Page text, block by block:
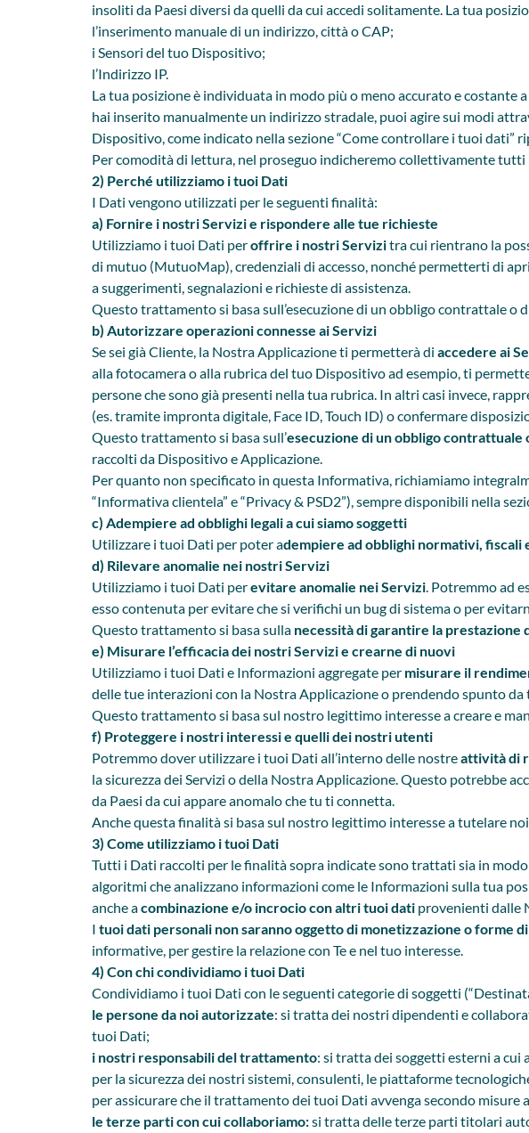
insoliti da Paesi diversi da quelli da cui accedi solitamente. La tua
l’inserimento manuale di un indirizzo, città o CAP;
i Sensori del tuo Dispositivo;
l’Indirizzo IP.
La tua posizione è individuata in modo più o meno accurato e costante
hai inserito manualmente un indirizzo stradale, puoi agire sui modi
Dispositivo, come indicato nella sezione “Come controllare i tuoi dati”
Per comodità di lettura, nel proseguo indicheremo collettivamente tutti
2) Perché utilizziamo i tuoi Dati
I Dati vengono utilizzati per le seguenti finalità:
a) Fornire i nostri Servizi e rispondere alle tue richieste
Utilizziamo i tuoi Dati peroffrire i nostri Servizitra cui rientrano la
di mutuo (MutuoMap), credenziali di accesso, nonché permetterti di
a suggerimenti, segnalazioni e richieste di assistenza.
Questo trattamento si basa sull’esecuzione di un obbligo contrattale
b) Autorizzare operazioni connesse ai Servizi
Se sei già Cliente, la Nostra Applicazione ti permetterà di accedere ai
alla fotocamera o alla rubrica del tuo Dispositivo ad esempio, ti
persone che sono già presenti nella tua rubrica. In altri casi invece,
(es. tramite impronta digitale, Face ID, Touch ID) o confermare
Questo trattamento si basa sull’esecuzione di un obbligo
raccolti da Dispositivo e Applicazione.
Per quanto non specificato in questa Informativa, richiamiamo
“Informativa clientela” e “Privacy & PSD2”), sempre disponibili nella
c) Adempiere ad obblighi legali a cui siamo soggetti
Utilizzare i tuoi Dati per poter adempiere ad obblighi normativi, fiscali
d) Rilevare anomalie nei nostri Servizi
Utilizziamo i tuoi Dati perevitare anomalie nei Servizi. Potremmo ad
esso contenuta per evitare che si verifichi un bug di sistema o per
Questo trattamento si basa sulla necessità di garantire la prestazione
e) Misurare l’efficacia dei nostri Servizi e crearne di nuovi
Utilizziamo i tuoi Dati e Informazioni aggregate per misurare il
delle tue interazioni con la Nostra Applicazione o prendendo spunto da
Questo trattamento si basa sul nostro legittimo interesse a creare e
f) Proteggere i nostri interessi e quelli dei nostri utenti
Potremmo dover utilizzare i tuoi Dati all’interno delle nostreattività di
la sicurezza dei Servizi o della Nostra Applicazione. Questo potrebbe
da Paesi da cui appare anomalo che tu ti connetta.
Anche questa finalità si basa sul nostro legittimo interesse a tutelare
3) Come utilizziamo i tuoi Dati
Tutti i Dati raccolti per le finalità sopra indicate sono trattati sia in
algoritmi che analizzano informazioni come le Informazioni sulla tua
anche acombinazione e/o incrociocon altri tuoi dati provenienti dalle
I tuoi dati personali non saranno oggetto di monetizzazione o forme
informative, per gestire la relazione con Te e nel tuo interesse.
4) Con chi condividiamo i tuoi Dati
Condividiamo i tuoi Dati con le seguenti categorie di soggetti
le persone da noi autorizzate: si tratta dei nostri dipendenti e
tuoi Dati;
i nostri responsabili del trattamento: si tratta dei soggetti esterni a
per la sicurezza dei nostri sistemi, consulenti, le piattaforme
per assicurare che il trattamento dei tuoi Dati avvenga secondo misure
le terze parti con cui collaboriamo:si tratta delle terze parti titolari